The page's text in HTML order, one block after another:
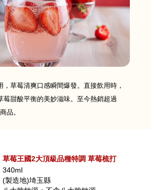
，草莓清爽口感瞬間爆發。直接飲用時，
莓甜酸平衡的美妙滋味。至今熱銷超過
品。
草莓王國2大頂級品種特調 草莓梳打
340ml
(製造地)埼玉縣